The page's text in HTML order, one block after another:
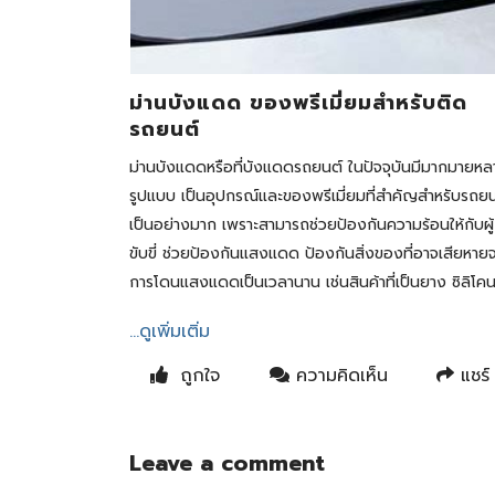
ม่านบังแดด ของพรีเมี่ยมสำหรับติด
รถยนต์
ม่านบังแดดหรือที่บังแดดรถยนต์ ในปัจจุบันมีมากมายหล
รูปแบบ เป็นอุปกรณ์และของพรีเมี่ยมที่สำคัญสำหรับรถย
เป็นอย่างมาก เพราะสามารถช่วยป้องกันความร้อนให้กับผู้
ขับขี่ ช่วยป้องกันแสงแดด ป้องกันสิ่งของที่อาจเสียหาย
การโดนแสงแดดเป็นเวลานาน เช่นสินค้าที่เป็นยาง ซิลิโคน
...ดูเพิ่มเติ่ม
ถูกใจ
ความคิดเห็น แชร์
Leave a comment